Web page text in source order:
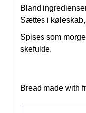
Bland
Sættes i køleskab,
Spises som
skefulde.
Bread made with